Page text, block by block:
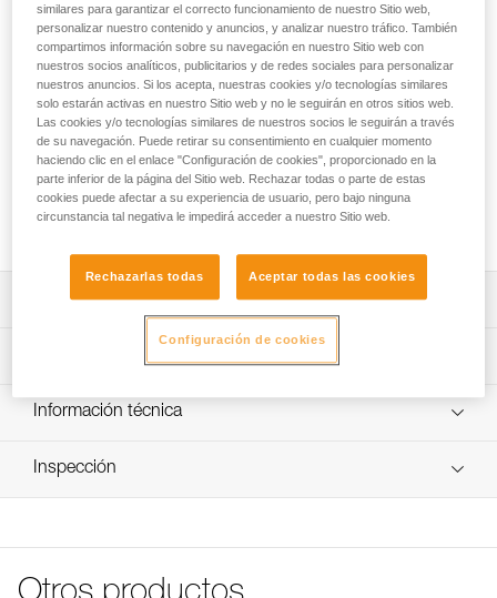
transparentes para los cascos
VERTEX y STRATO
Etiquetas autoadhesivas transparentes para los cascos
VERTEX y STRATO
Etiquetas autoadhesivas transparentes para los cascos
VERTEX y STRATO que permiten personalizar con un
marcado el casco con rotulador indeleble o impresora láser.
Descripción
Hoja de 36 etiquetas autoadhesivas transparentes para
personalizar los cascos VERTEX y STRATO.
Marcado con rotulador indeleble o impresora láser.
Características por referencia
Garantía : 3 Años
Información técnica
FAQ
Inspección
similares para garantizar el correcto funcionamiento de nuestro Sitio web,
personalizar nuestro contenido y anuncios, y analizar nuestro tráfico. También
compartimos información sobre su navegación en nuestro Sitio web con
nuestros socios analíticos, publicitarios y de redes sociales para personalizar
nuestros anuncios. Si los acepta, nuestras cookies y/o tecnologías similares
solo estarán activas en nuestro Sitio web y no le seguirán en otros sitios web.
Las cookies y/o tecnologías similares de nuestros socios le seguirán a través
de su navegación. Puede retirar su consentimiento en cualquier momento
haciendo clic en el enlace "Configuración de cookies", proporcionado en la
parte inferior de la página del Sitio web. Rechazar todas o parte de estas
cookies puede afectar a su experiencia de usuario, pero bajo ninguna
circunstancia tal negativa le impedirá acceder a nuestro Sitio web.
Rechazarlas todas Aceptar todas las cookies
Configuración de cookies